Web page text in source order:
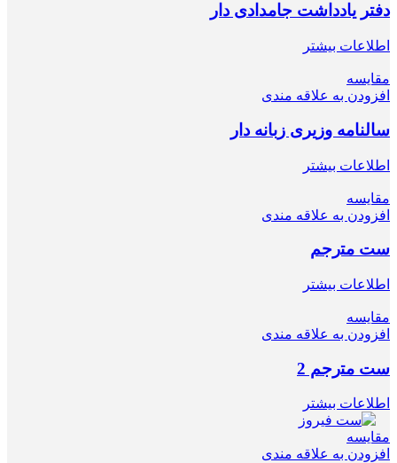
دفتر یادداشت جامدادی دار
اطلاعات بیشتر
مقایسه
افزودن به علاقه مندی
سالنامه وزیری زبانه دار
اطلاعات بیشتر
مقایسه
افزودن به علاقه مندی
ﺳﺖ ﻣﺘرﺟﻢ
اطلاعات بیشتر
مقایسه
افزودن به علاقه مندی
ﺳﺖ ﻣﺘرﺟﻢ 2
اطلاعات بیشتر
مقایسه
افزودن به علاقه مندی